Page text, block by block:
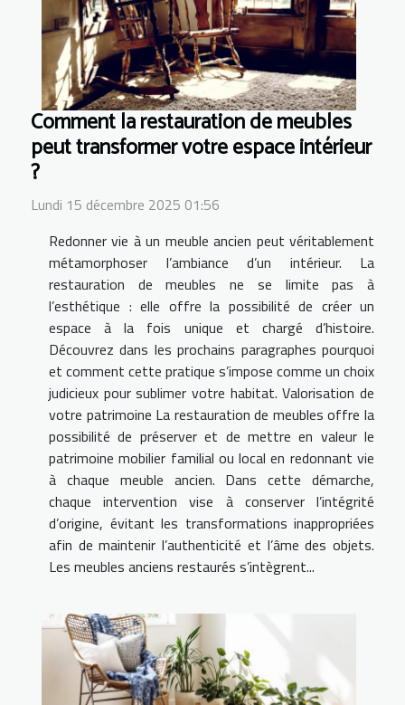
Comment la restauration de meubles
peut transformer votre espace intérieur
?
Lundi 15 décembre 2025 01:56
Redonner vie à un meuble ancien peut véritablement
métamorphoser l’ambiance d’un intérieur. La
restauration de meubles ne se limite pas à
l’esthétique : elle offre la possibilité de créer un
espace à la fois unique et chargé d’histoire.
Découvrez dans les prochains paragraphes pourquoi
et comment cette pratique s’impose comme un choix
judicieux pour sublimer votre habitat. Valorisation de
votre patrimoine La restauration de meubles offre la
possibilité de préserver et de mettre en valeur le
patrimoine mobilier familial ou local en redonnant vie
à chaque meuble ancien. Dans cette démarche,
chaque intervention vise à conserver l’intégrité
d’origine, évitant les transformations inappropriées
afin de maintenir l’authenticité et l’âme des objets.
Les meubles anciens restaurés s’intègrent...